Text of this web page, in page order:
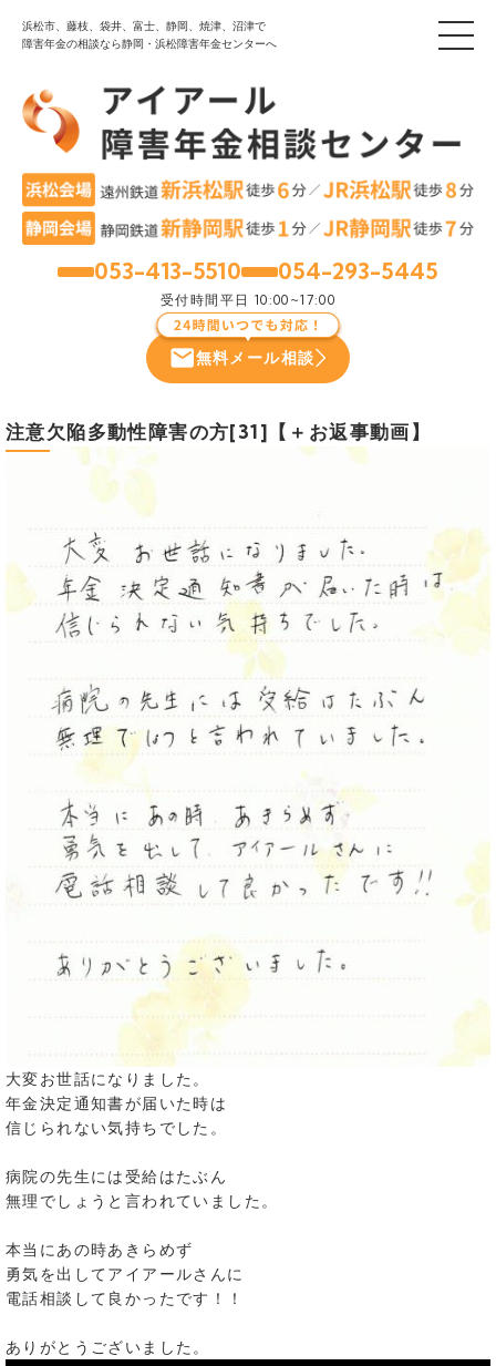
浜松市、藤枝、袋井、富士、静岡、焼津、沼津で
障害年金の相談なら静岡・浜松障害年金センターへ
053-413-5510 054-293-5445
受付時間 平日 10:00~17:00
無料メール相談
注意欠陥多動性障害の方[31]【＋お返事動画】
大変お世話になりました。
年金決定通知書が届いた時は
信じられない気持ちでした。
病院の先生には受給はたぶん
無理でしょうと言われていました。
本当にあの時あきらめず
勇気を出してアイアールさんに
電話相談して良かったです！！
ありがとうございました。